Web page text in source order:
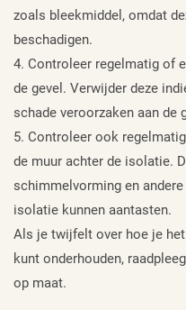
zoals bleekmiddel, omdat
beschadigen.
4. Controleer regelmatig of
de gevel. Verwijder deze
schade veroorzaken aan de
5. Controleer ook
de muur achter de isolatie.
schimmelvorming en
isolatie kunnen aantasten.
Als je twijfelt over hoe je
kunt onderhouden,
op maat.